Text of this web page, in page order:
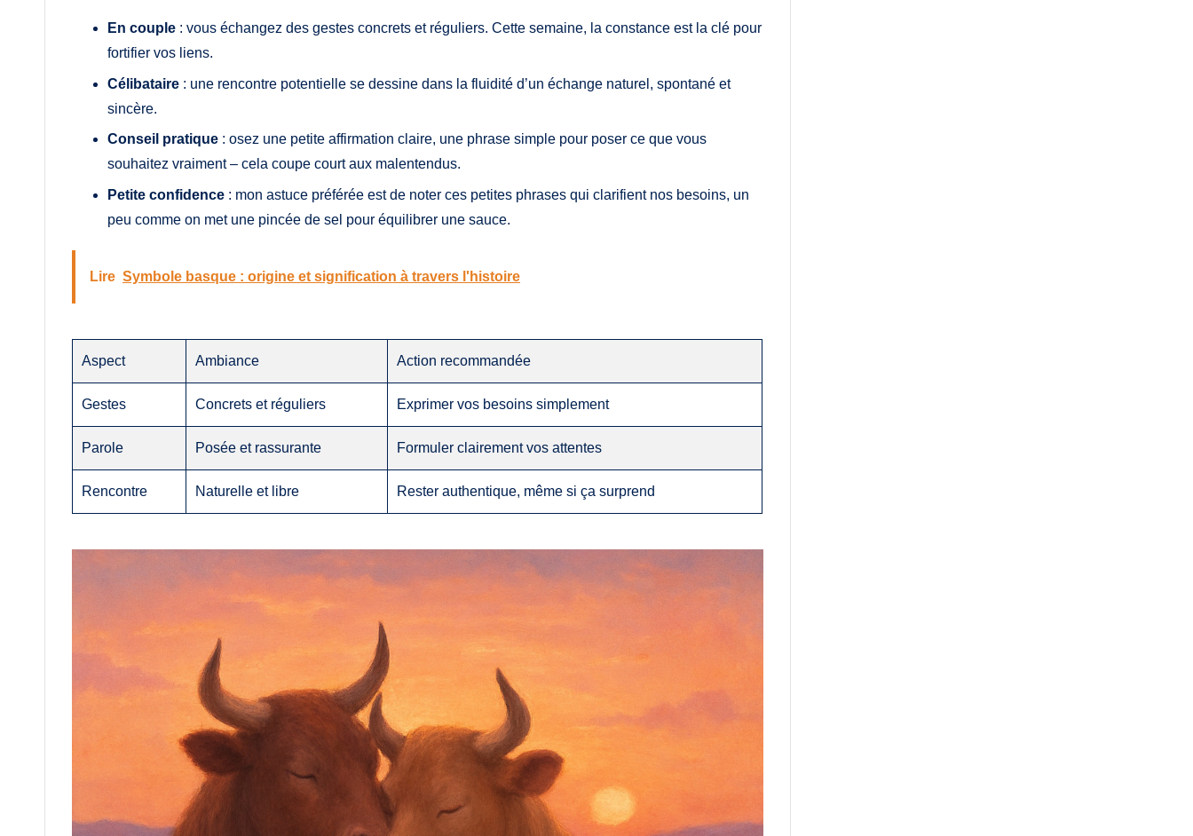
En couple : vous échangez des gestes concrets et réguliers. Cette semaine, la constance est la clé pour
fortifier vos liens.
Célibataire : une rencontre potentielle se dessine dans la fluidité d’un échange naturel, spontané et
sincère.
Conseil pratique : osez une petite affirmation claire, une phrase simple pour poser ce que vous
souhaitez vraiment – cela coupe court aux malentendus.
Petite confidence : mon astuce préférée est de noter ces petites phrases qui clarifient nos besoins, un
peu comme on met une pincée de sel pour équilibrer une sauce.
Lire Symbole basque : origine et signification à travers l'histoire
Aspect Ambiance Action recommandée
Gestes Concrets et réguliers Exprimer vos besoins simplement
Parole Posée et rassurante Formuler clairement vos attentes
Rencontre Naturelle et libre Rester authentique, même si ça surprend